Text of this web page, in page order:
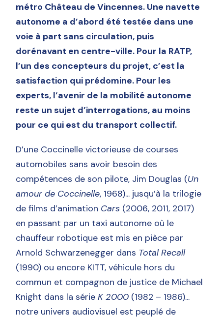
métro Château de Vincennes. Une navette
autonome a d’abord été testée dans une
voie à part sans circulation, puis
dorénavant en centre-ville. Pour la RATP,
l’un des concepteurs du projet, c’est la
satisfaction qui prédomine. Pour les
experts, l’avenir de la mobilité autonome
reste un sujet d’interrogations, au moins
pour ce qui est du transport collectif.
D’une Coccinelle victorieuse de courses
automobiles sans avoir besoin des
compétences de son pilote, Jim Douglas (Un
amour de Coccinelle, 1968)... jusqu’à la trilogie
de films d’animation Cars (2006, 2011, 2017)
en passant par un taxi autonome où le
chauffeur robotique est mis en pièce par
Arnold Schwarzenegger dans Total Recall
(1990) ou encore KITT, véhicule hors du
commun et compagnon de justice de Michael
Knight dans la sérieK 2000 (1982 – 1986)...
notre univers audiovisuel est peuplé de